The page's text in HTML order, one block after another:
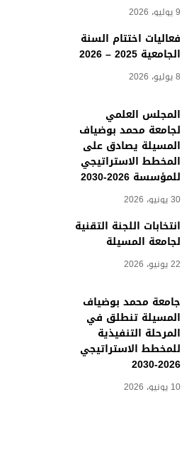
9 يوليو، 2026
فعاليات اختتام السنة
الجامعية 2025 – 2026
8 يوليو، 2026
المجلس العلمي
لجامعة محمد بوضياف
المسيلة يصادق على
المخطط الاستراتيجي
للمؤسسة 2026-2030
30 يونيو، 2026
انتخابات اللجنة التقنية
لجامعة المسيلة
22 يونيو، 2026
جامعة محمد بوضياف
المسيلة تنطلق في
المرحلة التنفيذية
للمخطط الاستراتيجي
2026-2030
10 يونيو، 2026